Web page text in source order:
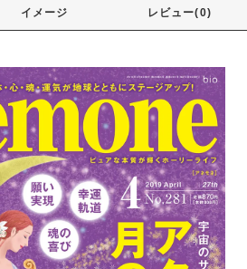
イメージ レビュー(0)